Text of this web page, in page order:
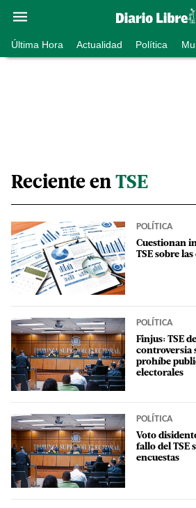
Última Hora Actualidad Política
Reciente en TSE
POLÍTICA
Cuestionan
TSE sobre
POLÍTICA
Finjus: TSE
controversia
prohíbe
electorales
POLÍTICA
Voto
fallo del TSE
encuestas